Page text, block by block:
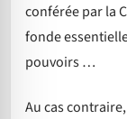
conférée par la
fonde
pouvoirs …
Au cas